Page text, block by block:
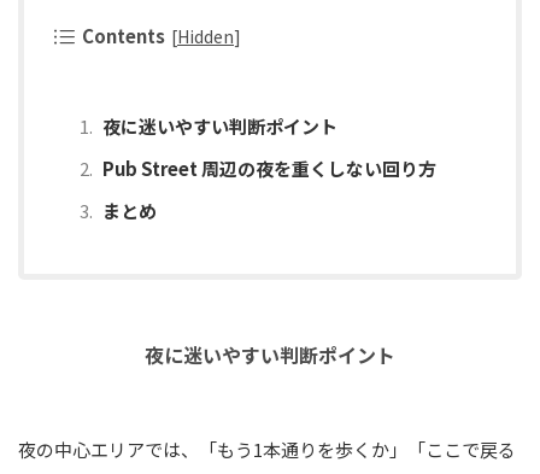
Contents [Hidden]
夜に迷いやすい判断ポイント
Pub Street 周辺の夜を重くしない回り方
まとめ
夜に迷いやすい判断ポイント
夜の中心エリアでは、「もう1本通りを歩くか」「ここで戻る